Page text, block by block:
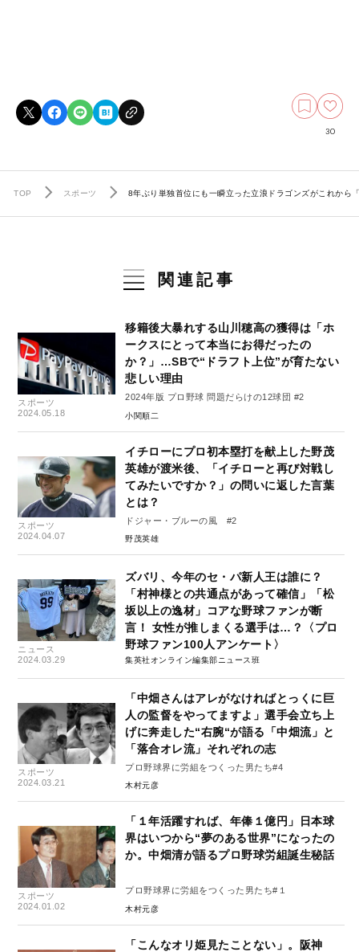
30
TOP スポーツ 8年ぶり単独首位にも一瞬立った立浪ドラゴンズがこれか
関連記事
スポーツ
2024.05.18
移籍後大暴れする山川穂高の獲得は「ホ
ークスにとって本当にお得だったの
か？」…SBで“ドラフト上位”が育たない
悲しい理由
2024年版 プロ野球 問題だらけの12球団 #2
小関順二
スポーツ
2024.04.07
イチローにプロ初本塁打を献上した野茂
英雄が渡米後、「イチローと再び対戦し
てみたいですか？」の問いに返した言葉
とは？
ドジャー・ブルーの風 #2
野茂英雄
ニュース
2024.03.29
ズバリ、今年のセ・パ新人王は誰に？
「村神様との共通点があって確信」「松
坂以上の逸材」コアな野球ファンが断
言！ 女性が推しまくる選手は…？〈プロ
野球ファン100人アンケート〉
集英社オンライン編集部ニュース班
スポーツ
2024.03.21
「中畑さんはアレがなければとっくに巨
人の監督をやってますよ」選手会立ち上
げに奔走した“右腕“が語る「中畑流」と
「落合オレ流」それぞれの志
プロ野球界に労組をつくった男たち#4
木村元彦
スポーツ
2024.01.02
「１年活躍すれば、年俸１億円」日本球
界はいつから“夢のある世界”になったの
か。中畑清が語るプロ野球労組誕生秘話
プロ野球界に労組をつくった男たち#１
木村元彦
「こんなオリ姫見たことない」。阪神